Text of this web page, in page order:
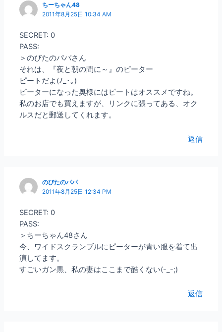
ちーちゃん48
2011年8月25日 10:34 AM
SECRET: 0
PASS:
＞のびたのパパさん
それは、『夜と朝の間に～』のピーター
ピートだよ(ﾉ_･｡)
ピーターになった奥様にはピートはオススメですね。
私のお店でも買えますが、リンクに張ってある、オク
ルスだと郵送してくれます。
返信
のびたのパパ
2011年8月25日 12:34 PM
SECRET: 0
PASS:
＞ちーちゃん48さん
今、ワイドスクランブルにピーターが青い服を着て出
演してます。
すごいガン黒、私の妻はここまで酷くない(-_-;)
返信